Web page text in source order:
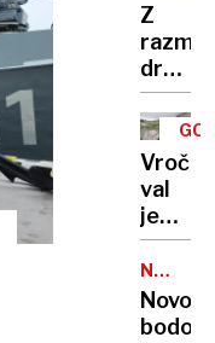
Z
na
Vršič
leze
vsak,
ki
ozadje
za
val
je
gore,
zaradi
bodo